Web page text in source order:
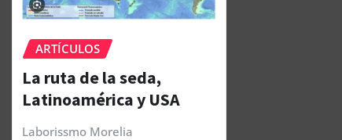
ARTÍCULOS
La ruta de la seda,
Latinoamérica y USA
Laborissmo Morelia